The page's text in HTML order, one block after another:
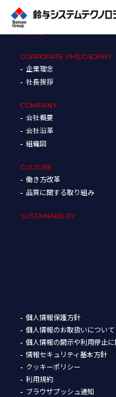
HOME
CORPORATE PHILOSOPHY
企業理念
社長挨拶
COMPANY
会社概要
会社沿革
組織図
CULTURE
働き方改革
品質に関する取り組み
SUSTAINABILITY
個人情報保護方針
個人情報のお取扱いについて
個人情報の開示や利用停止
情報セキュリティ基本方針
クッキーポリシー
利用規約
ブラウザプッシュ通知